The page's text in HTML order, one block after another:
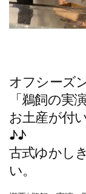
オフシーズ
「鵜飼の実
お土産が付
♪♪
古式ゆかし
い。